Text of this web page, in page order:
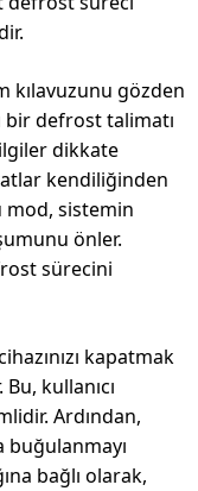
kılavuzunu gözden
bir defrost talimatı
dikkate
kendiliğinden
mod, sistemin
önler.
sürecini
kapatmak
kullanıcı
Ardından,
bağlı olarak,